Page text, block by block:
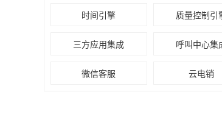
时间引擎 质量控制引
三方应用集成 呼叫中心集
微信客服 云电销